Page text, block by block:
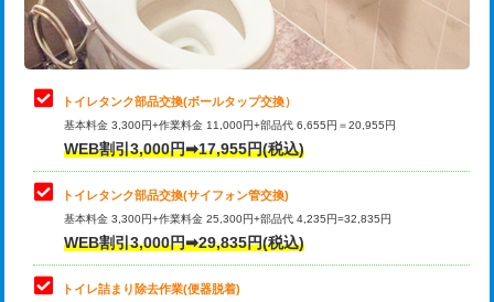
トイレタンク部品交換(ボールタップ交換）
基本料金 3,300円+作業料金 11,000円+部品代 6,655円＝20,955円
WEB割引3,000円➡17,955円(税込)
トイレタンク部品交換(サイフォン管交換)
基本料金 3,300円+作業料金 25,300円+部品代 4,235円=32,835円
WEB割引3,000円➡29,835円(税込)
トイレ詰まり除去作業(便器脱着)